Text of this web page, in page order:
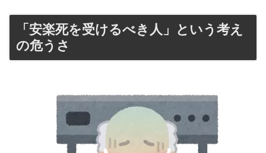
「安楽死を受けるべき人」という考え
の危うさ